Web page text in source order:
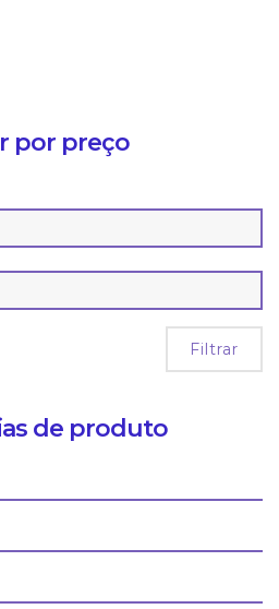
por preço
Filtrar
de produto